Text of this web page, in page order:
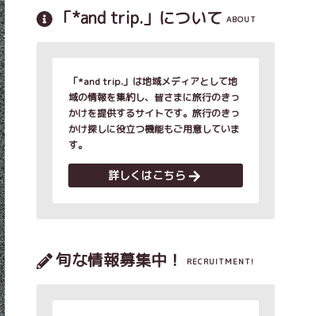
「*and trip.」について ABOUT
「*and trip.」は地域メディアとして地
域の情報を集約し、皆さまに旅行のきっ
かけを提供するサイトです。旅行のきっ
かけ探しに役立つ機能もご用意していま
す。
詳しくはこちら
旬な情報募集中！ RECRUITMENT!